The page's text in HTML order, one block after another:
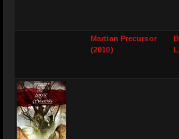
Martian Precursor
(2010)